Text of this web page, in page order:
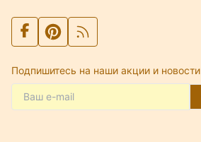
Подпишитесь на наши акции и новости